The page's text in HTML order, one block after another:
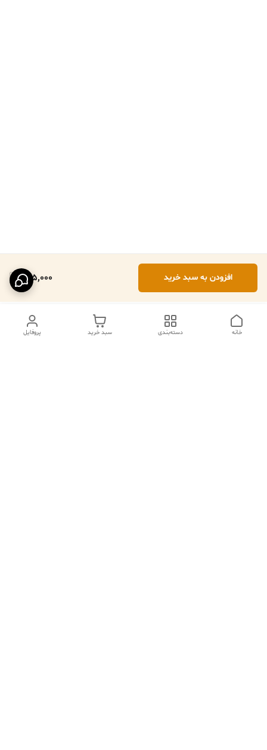
495,000 افزودن به سبد خرید
پروفایل سبد خرید دسته‌بندی خانه